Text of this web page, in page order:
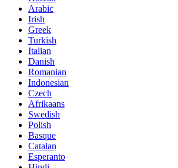
Arabic
Irish
Greek
Turkish
Italian
Danish
Romanian
Indonesian
Czech
Afrikaans
Swedish
Polish
Basque
Catalan
Esperanto